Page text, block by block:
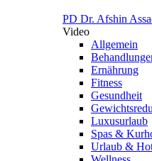
PD Dr. Afshin
Video
Allgemein
Ernährung
Fitness
Gesundheit
Luxusurlaub
Spas &
Urlaub &